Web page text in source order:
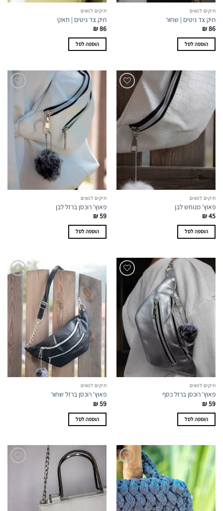
תיקים לנשים
תיק צד ניטים | שחור
₪86
הוספה לסל
תיקים לנשים
תיק צד ניטים | חאקי
₪86
הוספה לסל
תיקים לנשים
פאוץ' מנוחש לבן
₪45
הוספה לסל
תיקים לנשים
פאוץ' רוכסן ברזל לבן
₪59
הוספה לסל
תיקים לנשים
פאוץ' רוכסן ברזל כסף
₪59
הוספה לסל
תיקים לנשים
פאוץ' רוכסן ברזל שחור
₪59
הוספה לסל